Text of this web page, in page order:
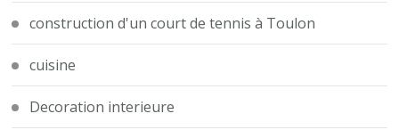
construction d'un court de tennis à Toulon
cuisine
Decoration interieure